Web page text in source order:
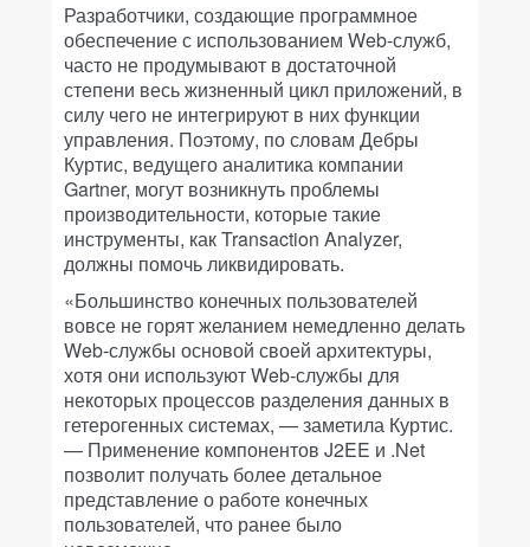
Разработчики, создающие программное
обеспечение с использованием Web-служб,
часто не продумывают в достаточной
степени весь жизненный цикл приложений, в
силу чего не интегрируют в них функции
управления. Поэтому, по словам Дебры
Куртис, ведущего аналитика компании
Gartner, могут возникнуть проблемы
производительности, которые такие
инструменты, как Transaction Analyzer,
должны помочь ликвидировать.
«Большинство конечных пользователей
вовсе не горят желанием немедленно делать
Web-службы основой своей архитектуры,
хотя они используют Web-службы для
некоторых процессов разделения данных в
гетерогенных системах, — заметила Куртис.
— Применение компонентов J2EE и .Net
позволит получать более детальное
представление о работе конечных
пользователей, что ранее было